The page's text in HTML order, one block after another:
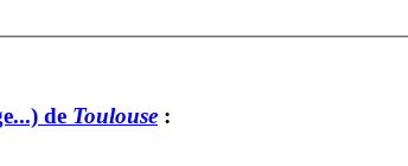
de Toulouse :